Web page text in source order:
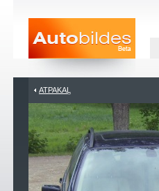
ATPAKAĻ